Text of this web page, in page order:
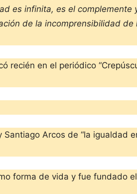
es infinita, es el complemente
de la incomprensibilidad
recién en el periódico
Arcos de “la igualdad
forma de vida y fue fundado